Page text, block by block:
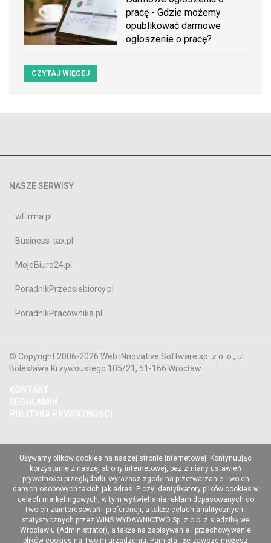
pracę - Gdzie możemy
opublikować darmowe
ogłoszenie o pracę?
CZYTAJ WIĘCEJ
NASZE SERWISY
wFirma.pl
Business-tax.pl
MojeBiuro24.pl
PoradnikPrzedsiebiorcy.pl
PoradnikPracownika.pl
© Copyright 2006-2026 Web INnovative Software sp. z o. o., ul.
Bolesława Krzywoustego 105/21, 51-166 Wrocław
KONTAKT
REGULAMIN
POLITYKA PRYWATNOŚCI
Używamy plików cookies na naszej stronie internetowej. Kontynuując
korzystanie z naszej strony internetowej, bez zmiany ustawień
prywatności przeglądarki, wyrażasz zgodę na przetwarzanie Twoich
danych osobowych takich jak adres IP czy identyfikatory plików cookies w
celach marketingowych, w tym wyświetlania reklam dopasowanych do
Twoich zainteresowań i preferencji, a także celach analitycznych i
statystycznych przez WINS WYDAWNICTWO Sp. z o.o. z siedzibą we
Wrocławiu (Administrator), a także na zapisywanie i przechowywanie
plików cookies na Twoim urządzeniu. Pamiętaj, że zawsze możesz